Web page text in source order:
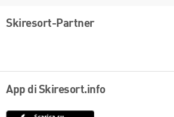
Skiresort-Partner
App di Skiresort.info